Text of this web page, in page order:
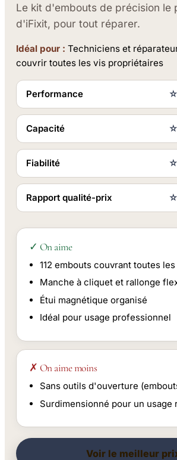
Le kit d'embouts de précision le
d'iFixit, pour tout réparer.
Idéal pour : Techniciens et
couvrir toutes les vis propriétaires
Performance
Capacité
Fiabilité
Rapport qualité-prix
✓ On aime
112 embouts couvrant toutes
Manche à cliquet et rallonge
Étui magnétique organisé
Idéal pour usage professionnel
✗ On aime moins
Sans outils d'ouverture
Surdimensionné pour un usage
Voir le meilleur